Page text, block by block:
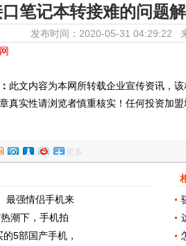
笔记本转接难的问题
发布时间：2020-05-31 04:29:22
此文内容为本网所转载企业宣传资讯，
真实性请浏览者慎重核实！任何投资加
更多
最强情侣手机来
潮下，手机拍
5部国产手机，